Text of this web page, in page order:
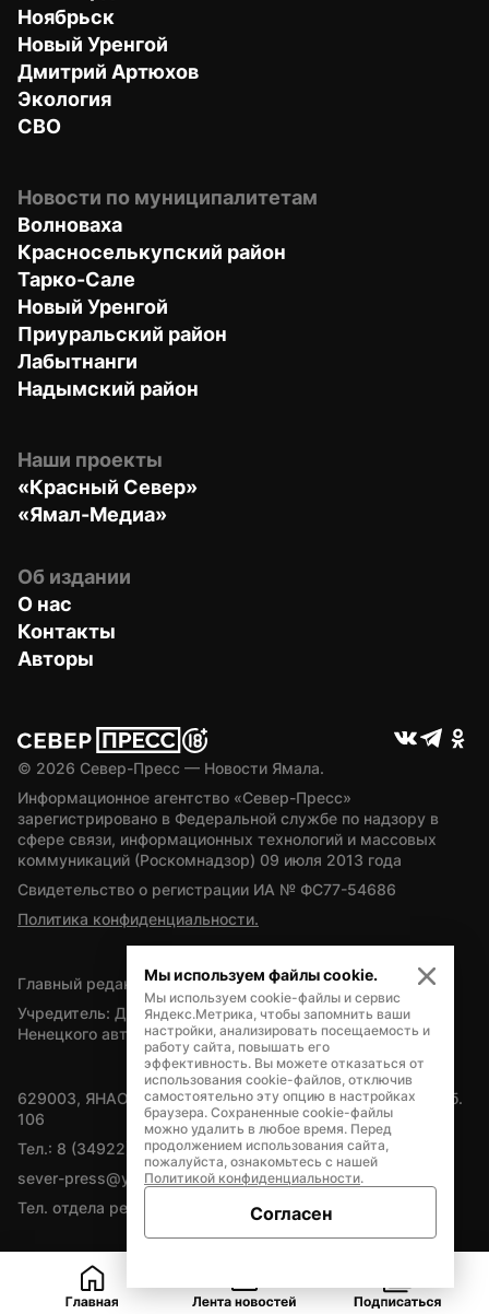
Ноябрьск
Новый Уренгой
Дмитрий Артюхов
Экология
СВО
Новости по муниципалитетам
Волноваха
Красноселькупский район
Тарко-Сале
Новый Уренгой
Приуральский район
Лабытнанги
Надымский район
Наши проекты
«Красный Север»
«Ямал-Медиа»
Об издании
О нас
Контакты
Авторы
© 2026 Север-Пресс — Новости Ямала.
Информационное агентство «Север-Пресс»
зарегистрировано в Федеральной службе по надзору в
сфере связи, информационных технологий и массовых
коммуникаций (Роскомнадзор) 09 июля 2013 года
Свидетельство о регистрации ИА № ФС77-54686
Политика конфиденциальности.
Главный редактор — А.Л. Поздеев
Учредитель: Департамент внутренней политики Ямало-
Ненецкого автономного округа
629003, ЯНАО, Салехард, мкр. Богдана Кнунянца, д.1, каб.
106
Тел.: 8 (34922) 71262
sever-press@yamal-media.ru
Тел. отдела рекламы: 8 (34922) 42728
Мы используем файлы cookie.
Мы используем cookie-файлы и сервис
Яндекс.Метрика, чтобы запомнить ваши
настройки, анализировать посещаемость и
работу сайта, повышать его
эффективность. Вы можете отказаться от
использования cookie-файлов, отключив
самостоятельно эту опцию в настройках
браузера. Сохраненные cookie-файлы
можно удалить в любое время. Перед
продолжением использования сайта,
пожалуйста, ознакомьтесь с нашей
Политикой конфиденциальности.
Согласен